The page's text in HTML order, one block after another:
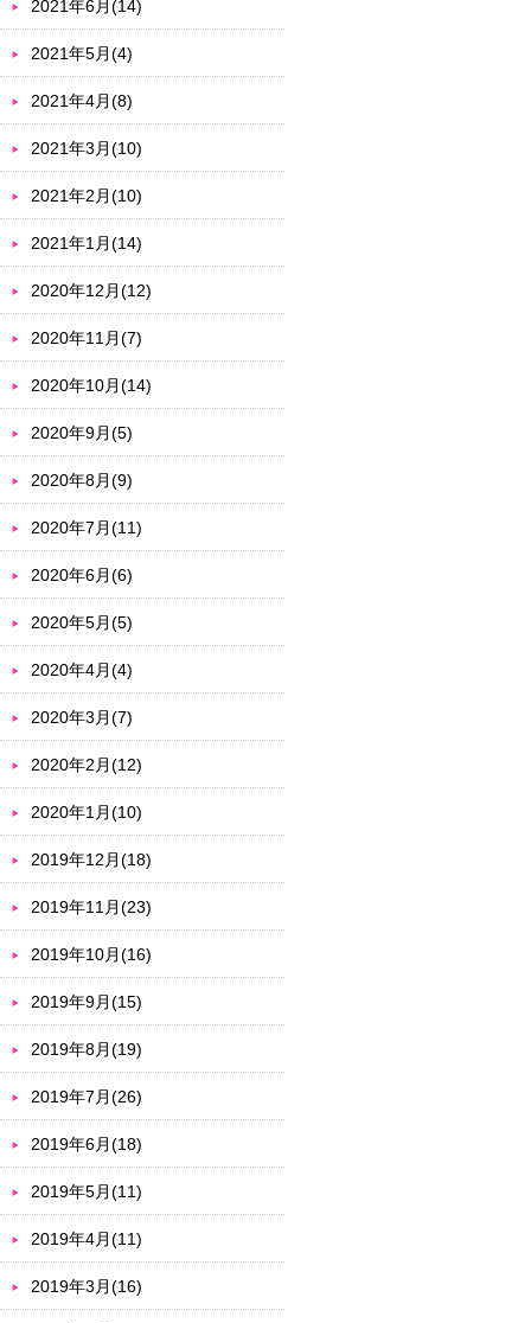
2021年6月(14)
2021年5月(4)
2021年4月(8)
2021年3月(10)
2021年2月(10)
2021年1月(14)
2020年12月(12)
2020年11月(7)
2020年10月(14)
2020年9月(5)
2020年8月(9)
2020年7月(11)
2020年6月(6)
2020年5月(5)
2020年4月(4)
2020年3月(7)
2020年2月(12)
2020年1月(10)
2019年12月(18)
2019年11月(23)
2019年10月(16)
2019年9月(15)
2019年8月(19)
2019年7月(26)
2019年6月(18)
2019年5月(11)
2019年4月(11)
2019年3月(16)